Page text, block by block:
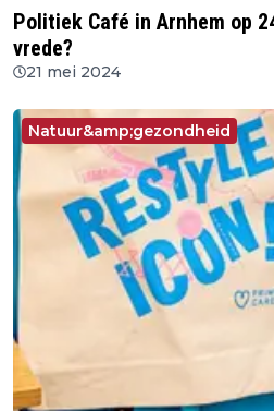
Politiek Café in Arnhem op
vrede?
21 mei 2024
Natuur&amp;gezondheid